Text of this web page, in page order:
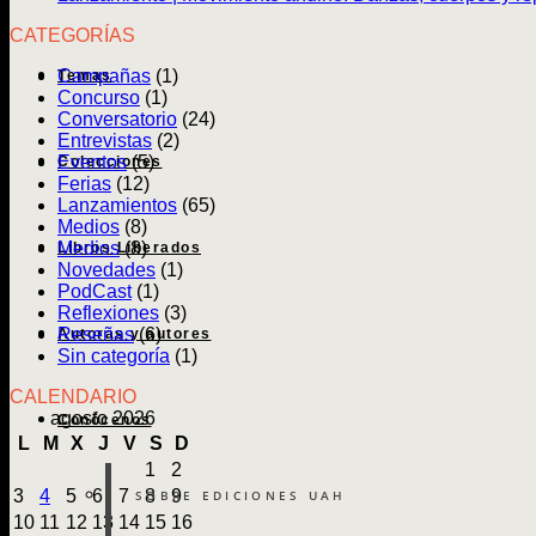
Temas
Colecciones
Libros Liberados
Autoras y autores
Conócenos
SOBRE EDICIONES UAH
CATEGORÍAS
Campañas (1)
Concurso (1)
Conversatorio (24)
Entrevistas (2)
Eventos(5)
Ferias (12)
Lanzamientos (65)
Medios (8)
Medios(8)
Novedades (1)
PodCast(1)
Reflexiones (3)
Reseñas(6)
Sin categoría (1)
CALENDARIO
agosto 2026
L
M X J V S
D
1
2
3
4 5 6 7 8
9
10 11 12 13 14 15 16